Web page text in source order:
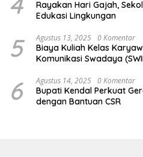
Rayakan Hari Gajah,
Edukasi Lingkungan
5 Agustus 13, 2025 0 Komentar
Biaya Kuliah Kelas
Komunikasi Swadaya
6 Agustus 14, 2025 0 Komentar
Bupati Kendal Perkuat
dengan Bantuan CSR